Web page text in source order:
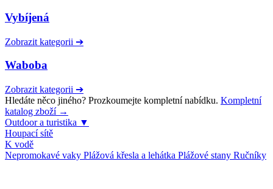
Vybíjená
Zobrazit kategorii ➔
Waboba
Zobrazit kategorii ➔
Hledáte něco jiného? Prozkoumejte kompletní nabídku. Kompletní
katalog zboží →
Outdoor a turistika ▼
Houpací sítě
K vodě
Nepromokavé vaky Plážová křesla a lehátka Plážové stany Ručníky